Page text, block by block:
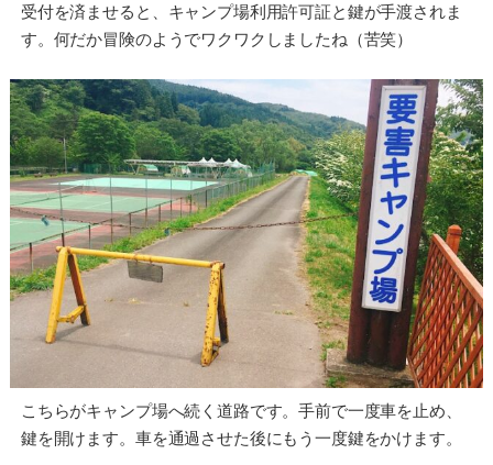
受付を済ませると、キャンプ場利用許可証と鍵が手渡されま
す。何だか冒険のようでワクワクしましたね（苦笑）
こちらがキャンプ場へ続く道路です。手前で一度車を止め、
鍵を開けます。車を通過させた後にもう一度鍵をかけます。